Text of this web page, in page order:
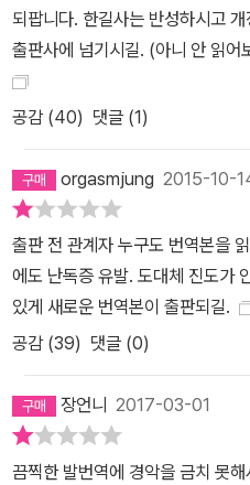
되팝니다. 한길사는 반성하시고
출판사에 넘기시길. (아니 안 읽어
공감 (40) 댓글 (1)
orgasmjung 2015-10-
출판 전 관계자 누구도 번역본을
에도 난독증 유발. 도대체 진도가
있게 새로운 번역본이 출판되길.
공감 (39) 댓글 (0)
장언니 2017-03-01
끔찍한 발번역에 경악을 금치 못